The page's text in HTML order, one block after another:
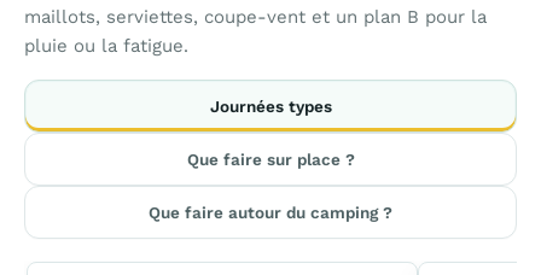
maillots, serviettes, coupe-vent et un plan B pour la
pluie ou la fatigue.
Journées types
Que faire sur place ?
Que faire autour du camping ?